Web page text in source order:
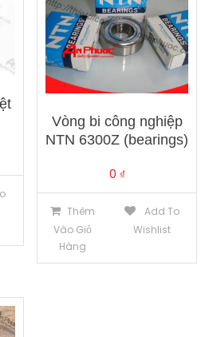
Vòng bi công nghiệp
NTN 6300Z (bearings)
0 ₫
Thêm
Vào Giỏ
Hàng
Add To
Wishlist